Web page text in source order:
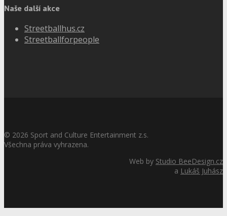
Naše další akce
Streetballhus.cz
Streetballforpeople
© 2026 Sport and Culture Entertainment z.s.
Všechna práva vyhrazena.
Web by Studio BeeDesign.cz
a Lukáš Juhász